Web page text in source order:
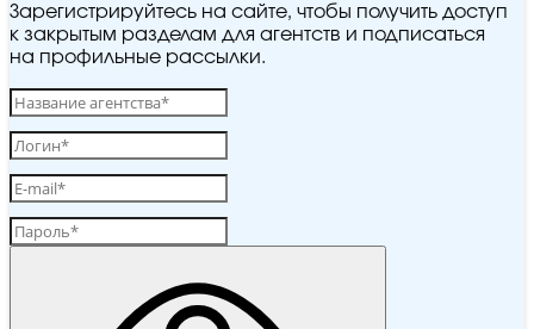
Зарегистрируйтесь на сайте, чтобы получить доступ
к закрытым разделам для агентств и подписаться
на профильные рассылки.